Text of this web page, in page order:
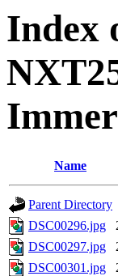
Index
Name
Parent Directory
DSC00296.jpg
DSC00297.jpg
DSC00301.jpg